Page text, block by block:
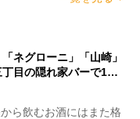
ネグローニ」「山崎」
丁目の隠れ家バーで1…
ら飲むお酒にはまた格